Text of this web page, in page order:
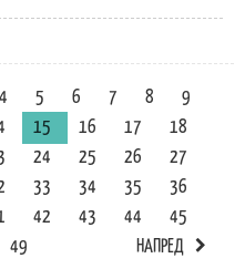
4 5 6 7 8
9
15 16 17
18
24 25 26
27
33 34 35
36
42 43 44
45
49 НАПРЕД